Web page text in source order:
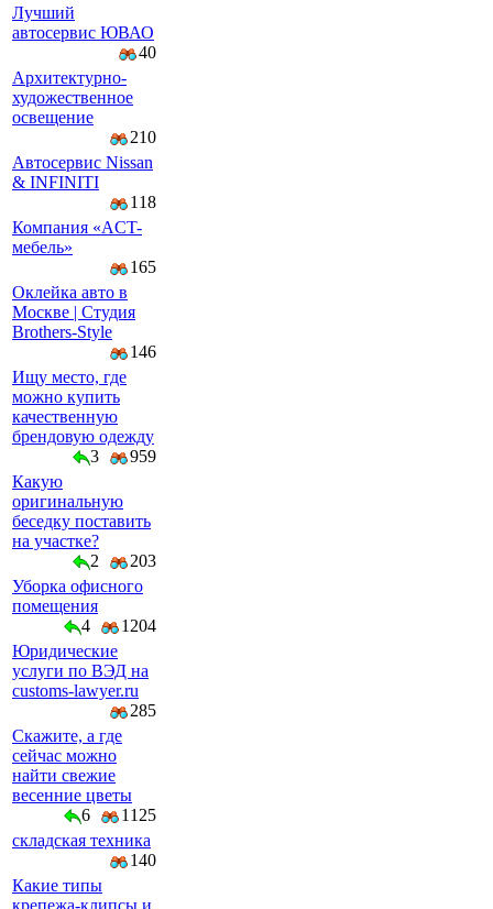
Лучший
автосервис ЮВАО
40
Архитектурно-
художественное
освещение
210
Автосервис Nissan
& INFINITI
118
Компaния «AСT-
мeбeль»
165
Оклейка авто в
Москве | Студия
Brothers-Style
146
Ищу место, где
можно купить
качественную
брендовую одежду
3
959
Какую
оригинальную
беседку поставить
на участке?
2
203
Уборка офисного
помещения
4
1204
Юридические
услуги по ВЭД на
customs-lawyer.ru
285
Скажите, а где
сейчас можно
найти свежие
весенние цветы
6
1125
складская техника
140
Какие типы
крепежа-клипсы и